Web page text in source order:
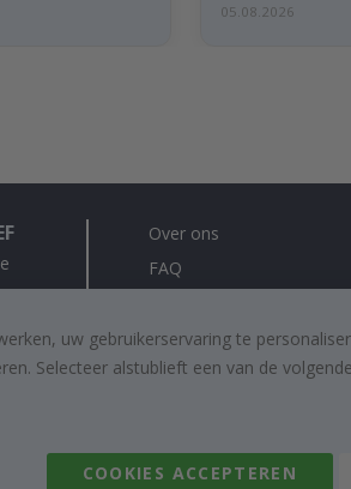
05.08.2026
Over ons
FAQ
Recht om te annuleren
Algemene voorwaarden
uw gebruikerservaring te
Selecteer alstublieft een van de
COOKIES ACCEPTEREN